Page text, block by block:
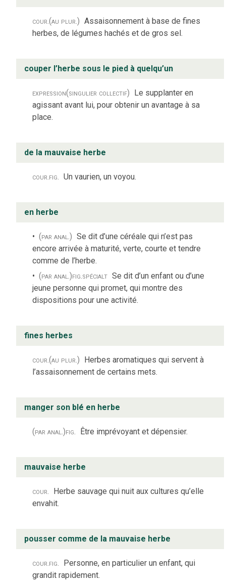
cour.(au plur.) Assaisonnement à base de fines
herbes, de légumes hachés et de gros sel.
couper l’herbe sous le pied à quelqu’un
expression(singulier collectif) Le supplanter en
agissant avant lui, pour obtenir un avantage à sa
place.
de la mauvaise herbe
cour.fig. Un vaurien, un voyou.
en herbe
(par anal.) Se dit d’une céréale qui n’est pas
encore arrivée à maturité, verte, courte et tendre
comme de l’herbe.
(par anal.)fig.spécialt Se dit d’un enfant ou d’une
jeune personne qui promet, qui montre des
dispositions pour une activité.
fines herbes
cour.(au plur.) Herbes aromatiques qui servent à
l’assaisonnement de certains mets.
manger son blé en herbe
(par anal.)fig. Être imprévoyant et dépensier.
mauvaise herbe
cour. Herbe sauvage qui nuit aux cultures qu’elle
envahit.
pousser comme de la mauvaise herbe
cour.fig. Personne, en particulier un enfant, qui
grandit rapidement.